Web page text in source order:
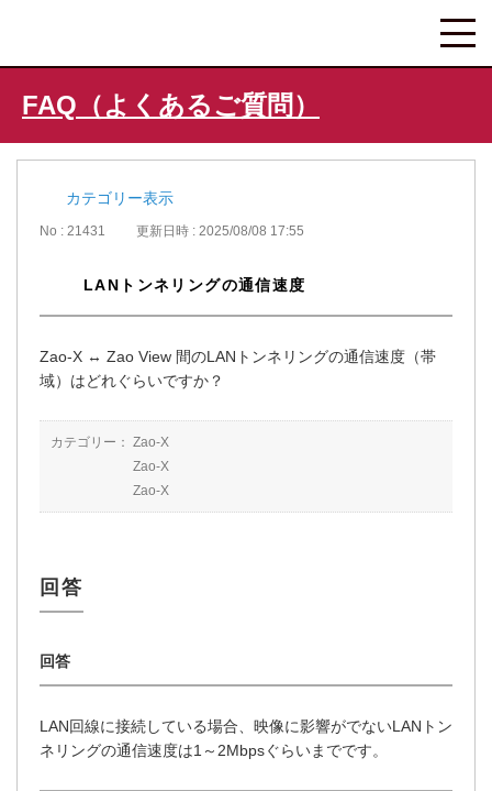
FAQ（よくあるご質問）
カテゴリー表示
No : 21431 更新日時 : 2025/08/08 17:55
LANトンネリングの通信速度
Zao-X ↔ Zao View 間のLANトンネリングの通信速度（帯
域）はどれぐらいですか？
カテゴリー： Zao-X
Zao-X
Zao-X
LAN回線に接続している場合、映像に影響がでないLANトン
ネリングの通信速度は1～2Mbpsぐらいまでです。